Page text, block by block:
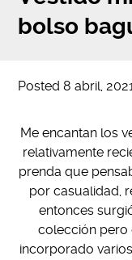
bolso
Posted8 abril,
Me encantan los
relativamente
prenda que
por casualidad,
entonces
colección pero
incorporado